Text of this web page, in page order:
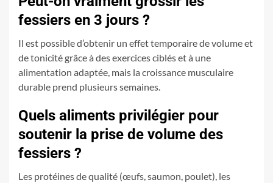
fessiers en 3 jours ?
Il est possible d’obtenir un effet temporaire de volume et
de tonicité grâce à des exercices ciblés et à une
alimentation adaptée, mais la croissance musculaire
durable prend plusieurs semaines.
Quels aliments privilégier pour
soutenir la prise de volume des
fessiers ?
Les protéines de qualité (œufs, saumon, poulet), les